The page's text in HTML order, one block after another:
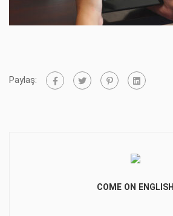
Paylaş:
COME ON ENGLISH